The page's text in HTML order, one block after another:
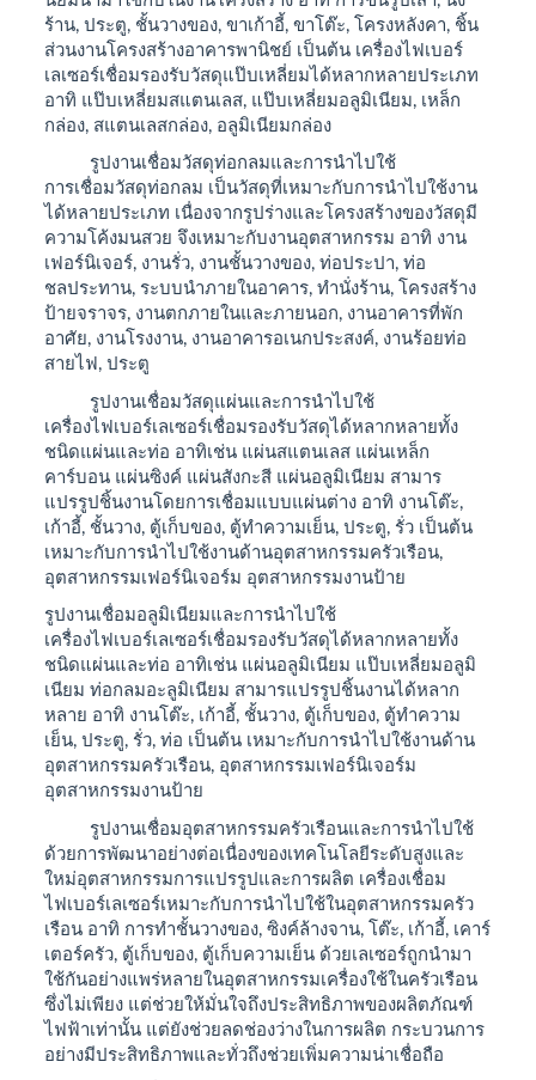
ร้าน, ประตู, ชั้นวางของ, ขาเก้าอี้, ขาโต๊ะ, โครงหลังคา, ชิ้น
ส่วนงานโครงสร้างอาคารพานิชย์ เป็นต้น เครื่องไฟเบอร์
เลเซอร์เชื่อมรองรับวัสดุแป๊บเหลี่ยมได้หลากหลายประเภท
อาทิ แป๊บเหลี่ยมสแตนเลส, แป๊บเหลี่ยมอลูมิเนียม, เหล็ก
กล่อง, สแตนเลสกล่อง, อลูมิเนียมกล่อง
รูปงานเชื่อมวัสดุท่อกลมและการนำไปใช้
การเชื่อมวัสดุท่อกลม เป็นวัสดุที่เหมาะกับการนำไปใช้งาน
ได้หลายประเภท เนื่องจากรูปร่างและโครงสร้างของวัสดุมี
ความโค้งมนสวย จึงเหมาะกับงานอุตสาหกรรม อาทิ งาน
เฟอร์นิเจอร์, งานรั่ว, งานชั้นวางของ, ท่อประปา, ท่อ
ชลประทาน, ระบบนำภายในอาคาร, ทำนั่งร้าน, โครงสร้าง
ป้ายจราจร, งานตกภายในและภายนอก, งานอาคารที่พัก
อาศัย, งานโรงงาน, งานอาคารอเนกประสงค์, งานร้อยท่อ
สายไฟ, ประตู
รูปงานเชื่อมวัสดุแผ่นและการนำไปใช้
เครื่องไฟเบอร์เลเซอร์เชื่อมรองรับวัสดุได้หลากหลายทั้ง
ชนิดแผ่นและท่อ อาทิเช่น แผ่นสแตนเลส แผ่นเหล็ก
คาร์บอน แผ่นซิงค์ แผ่นสังกะสี แผ่นอลูมิเนียม สามาร
แปรรูปชิ้นงานโดยการเชื่อมแบบแผ่นต่าง อาทิ งานโต๊ะ,
เก้าอี้, ชั้นวาง, ตู้เก็บของ, ตู้ทำความเย็น, ประตู, รั่ว เป็นต้น
เหมาะกับการนำไปใช้งานด้านอุตสาหกรรมครัวเรือน,
อุตสาหกรรมเฟอร์นิเจอร์ม อุตสาหกรรมงานป้าย
รูปงานเชื่อมอลูมิเนียมและการนำไปใช้
เครื่องไฟเบอร์เลเซอร์เชื่อมรองรับวัสดุได้หลากหลายทั้ง
ชนิดแผ่นและท่อ อาทิเช่น แผ่นอลูมิเนียม แป๊บเหลี่ยมอลูมิ
เนียม ท่อกลมอะลูมิเนียม สามารแปรรูปชิ้นงานได้หลาก
หลาย อาทิ งานโต๊ะ, เก้าอี้, ชั้นวาง, ตู้เก็บของ, ตู้ทำความ
เย็น, ประตู, รั่ว, ท่อ เป็นต้น เหมาะกับการนำไปใช้งานด้าน
อุตสาหกรรมครัวเรือน, อุตสาหกรรมเฟอร์นิเจอร์ม
อุตสาหกรรมงานป้าย
รูปงานเชื่อมอุตสาหกรรมครัวเรือนและการนำไปใช้
ด้วยการพัฒนาอย่างต่อเนื่องของเทคโนโลยีระดับสูงและ
ใหม่อุตสาหกรรมการแปรรูปและการผลิต เครื่องเชื่อม
ไฟเบอร์เลเซอร์เหมาะกับการนำไปใช้ในอุตสาหกรรมครัว
เรือน อาทิ การทำชั้นวางของ, ซิงค์ล้างจาน, โต๊ะ, เก้าอี้, เคาร์
เตอร์ครัว, ตู้เก็บของ, ตู้เก็บความเย็น ด้วยเลเซอร์ถูกนำมา
ใช้กันอย่างแพร่หลายในอุตสาหกรรมเครื่องใช้ในครัวเรือน
ซึ่งไม่เพียง แต่ช่วยให้มั่นใจถึงประสิทธิภาพของผลิตภัณฑ์
ไฟฟ้าเท่านั้น แต่ยังช่วยลดช่องว่างในการผลิต กระบวนการ
อย่างมีประสิทธิภาพและทั่วถึงช่วยเพิ่มความน่าเชื่อถือ